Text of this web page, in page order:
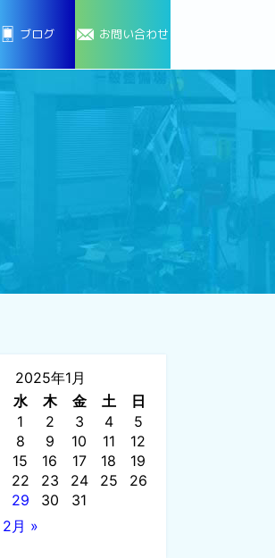
ブログ お問い合わせ
2025年1月
水 木 金 土
日
1
2 3 4
5
8 9 10 11
12
15 16 17 18
19
22 23 24 25
26
29 30
31
2月 »